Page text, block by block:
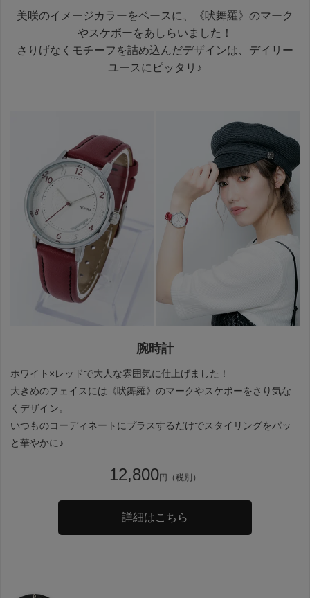
美咲のイメージカラーをベースに、《吠舞羅》のマーク
やスケボーをあしらいました！
さりげなくモチーフを詰め込んだデザインは、デイリー
ユースにピッタリ♪
腕時計
ホワイト×レッドで大人な雰囲気に仕上げました！
大きめのフェイスには《吠舞羅》のマークやスケボーをさり気な
くデザイン。
いつものコーディネートにプラスするだけでスタイリングをパッ
と華やかに♪
12,800円（税別）
詳細はこちら